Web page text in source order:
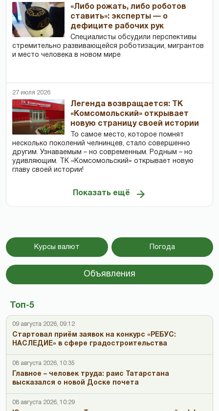
«Либо рожать, либо роботов
ставить»: эксперты — о
дефиците рабочих рук
Специалисты обсудили перспективы
стремительно развивающейся роботизации, мигрантов
и место человека в новом мире
27 июля 2026
Легенда возвращается: ТК
«Комсомольский» открывает
новую страницу своей истории
То самое место, которое помнят
несколько поколений челнинцев, стало совершенно
другим. Узнаваемым – но современным. Родным – но
удивляющим. ТК «Комсомольский» открывает новую
главу своей истории!
Показать ещё
Курсы валют Погода
Объявления
Топ-5
09 августа 2026, 09:12
Стартовал приём заявок на конкурс «РЕБУС:
НАСЛЕДИЕ» в сфере градостроительства
08 августа 2026, 10:35
Главное – человек труда: раис Татарстана
высказался о новой Доске почета
08 августа 2026, 10:29